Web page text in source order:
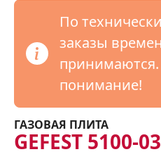
По
заказы
принимаются.
понимание!
ГАЗОВАЯ ПЛИТА
GEFEST 5100-